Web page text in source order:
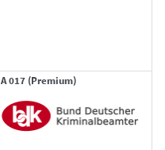
A 017 (Premium)